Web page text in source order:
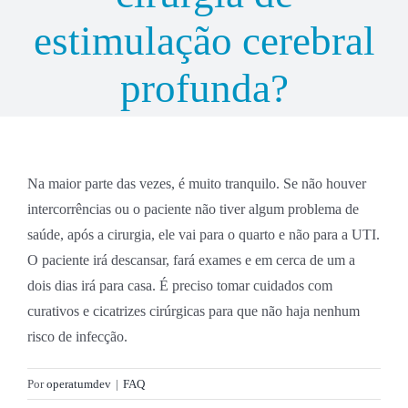
Neurologia
Dores
Mistérios do Cérebro
Agende sua Teleconsulta
estimulação cerebral
profunda?
Na maior parte das vezes, é muito tranquilo. Se não houver
intercorrências ou o paciente não tiver algum problema de
saúde, após a cirurgia, ele vai para o quarto e não para a UTI.
O paciente irá descansar, fará exames e em cerca de um a
dois dias irá para casa. É preciso tomar cuidados com
curativos e cicatrizes cirúrgicas para que não haja nenhum
risco de infecção.
Poroperatumdev | FAQ